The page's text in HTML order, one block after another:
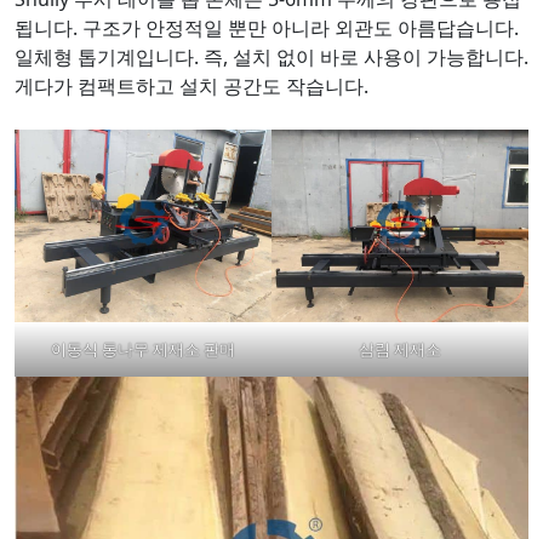
됩니다. 구조가 안정적일 뿐만 아니라 외관도 아름답습니다.
일체형 톱기계입니다. 즉, 설치 없이 바로 사용이 가능합니다.
게다가 컴팩트하고 설치 공간도 작습니다.
이동식 통나무 제재소 판매 삼림 제재소